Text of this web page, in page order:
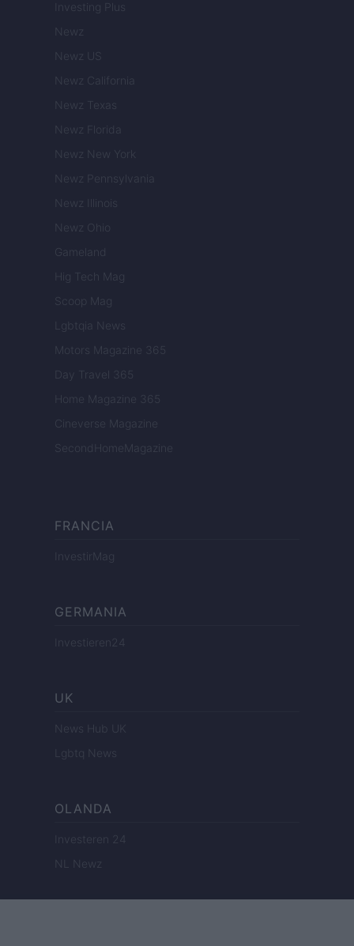
Investing Plus
Newz
Newz US
Newz California
Newz Texas
Newz Florida
Newz New York
Newz Pennsylvania
Newz Illinois
Newz Ohio
Gameland
Hig Tech Mag
Scoop Mag
Lgbtqia News
Motors Magazine 365
Day Travel 365
Home Magazine 365
Cineverse Magazine
SecondHomeMagazine
FRANCIA
InvestirMag
GERMANIA
Investieren24
UK
News Hub UK
Lgbtq News
OLANDA
Investeren 24
NL Newz